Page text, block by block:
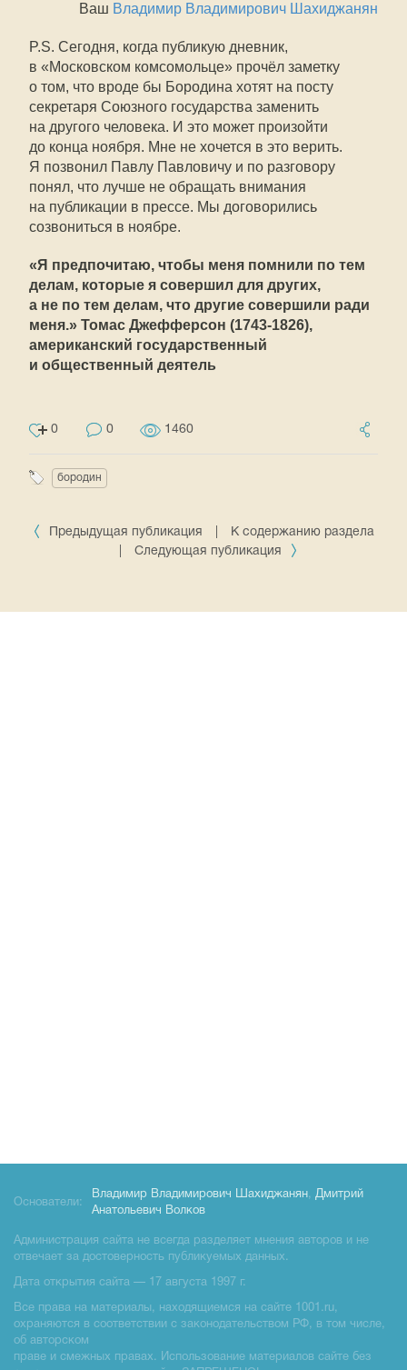
Ваш Владимир Владимирович Шахиджанян
P.S. Сегодня, когда публикую дневник,
в «Московском комсомольце» прочёл заметку
о том, что вроде бы Бородина хотят на посту
секретаря Союзного государства заменить
на другого человека. И это может произойти
до конца ноября. Мне не хочется в это верить.
Я позвонил Павлу Павловичу и по разговору
понял, что лучше не обращать внимания
на публикации в прессе. Мы договорились
созвониться в ноябре.
«Я предпочитаю, чтобы меня помнили по тем
делам, которые я совершил для других,
а не по тем делам, что другие совершили ради
меня.» Томас Джефферсон (1743-1826),
американский государственный
и общественный деятель
0 0 1460
бородин
Предыдущая публикация
К содержанию раздела
Следующая публикация
Основатели:
Владимир Владимирович Шахиджанян, Дмитрий
Анатольевич Волков
Администрация сайта не всегда разделяет мнения авторов и не
отвечает за достоверность публикуемых данных.
Дата открытия сайта — 17 августа 1997 г.
Все права на материалы, находящиемся на сайте 1001.ru,
охраняются в соответствии с законодательством РФ, в том числе,
об авторском
праве и смежных правах. Использование материалов сайте без